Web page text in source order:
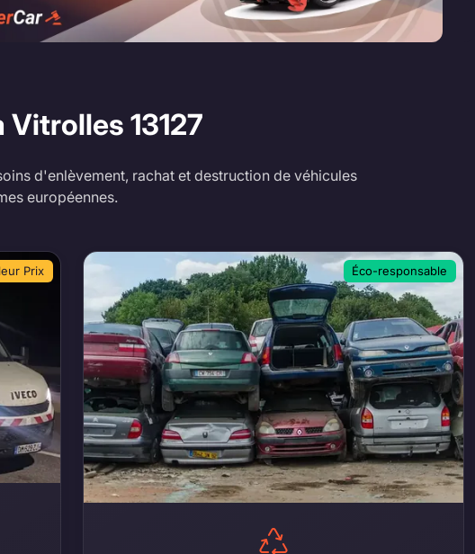
Vitrolles 13127
d'enlèvement, rachat et destruction de véhicules
européennes.
Prix Éco-responsable